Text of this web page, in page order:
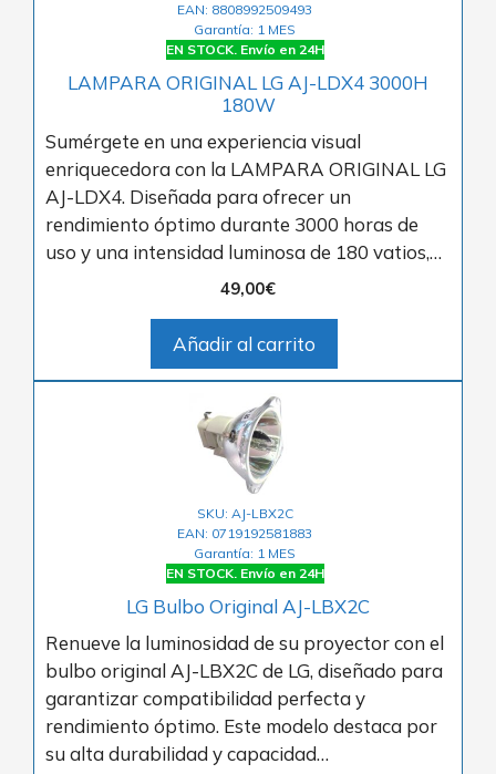
EAN: 8808992509493
Garantía: 1 MES
EN STOCK. Envío en 24H
LAMPARA ORIGINAL LG AJ-LDX4 3000H
180W
Sumérgete en una experiencia visual
enriquecedora con la LAMPARA ORIGINAL LG
AJ-LDX4. Diseñada para ofrecer un
rendimiento óptimo durante 3000 horas de
uso y una intensidad luminosa de 180 vatios,…
49,00€
Añadir al carrito
SKU: AJ-LBX2C
EAN: 0719192581883
Garantía: 1 MES
EN STOCK. Envío en 24H
LG Bulbo Original AJ-LBX2C
Renueve la luminosidad de su proyector con el
bulbo original AJ-LBX2C de LG, diseñado para
garantizar compatibilidad perfecta y
rendimiento óptimo. Este modelo destaca por
su alta durabilidad y capacidad…